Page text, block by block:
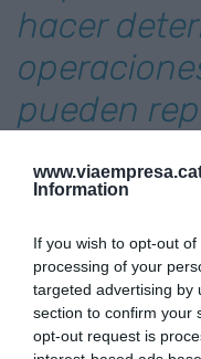
Information
If you wish to opt-out
processing of your
targeted advertising by
section to confirm your
opt-out request is
hacer
pueden
que el precio se
semanas,
fondo de Plotkin,
sus activos